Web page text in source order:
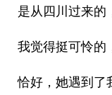
是从四川过来的
我觉得挺可怜的
恰好，她遇到了